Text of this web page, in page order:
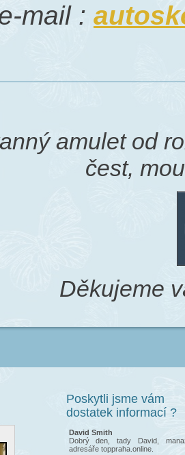
mail :
amulet od
čest,
Děkujeme
Poskytli jsme vám
dostatek informací ?
David Smith
Dobrý den, tady David,
adresáře toppraha.online.